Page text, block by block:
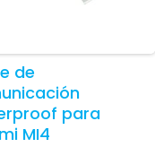
de
para
MI4